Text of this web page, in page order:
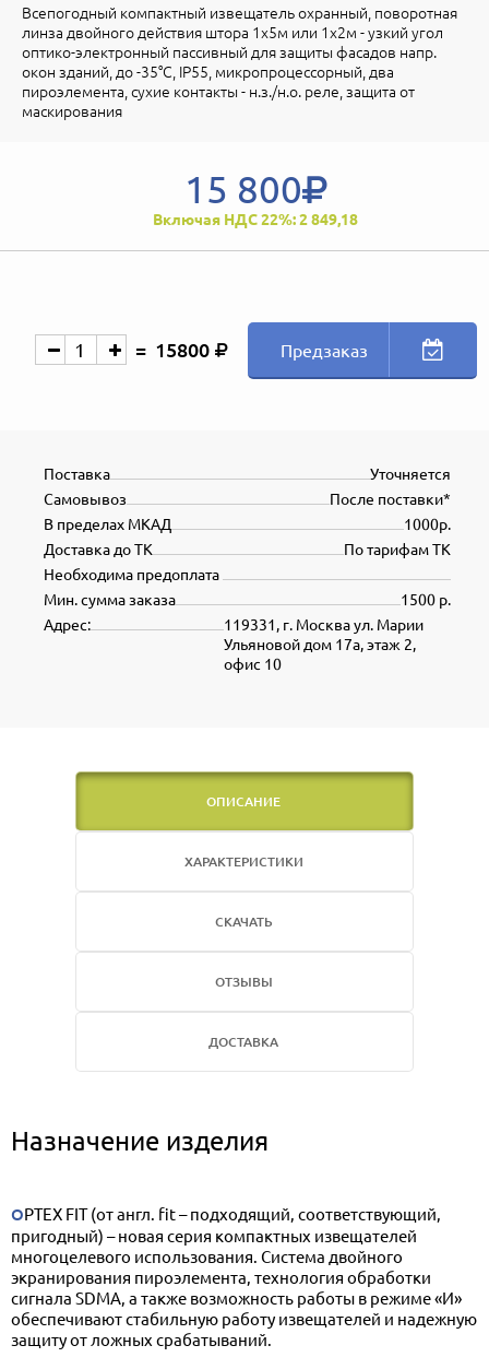
Всепогодный компактный извещатель охранный, поворотная
линза двойного действия штора 1х5м или 1х2м - узкий угол
оптико-электронный пассивный для защиты фасадов напр.
окон зданий, до -35°С, IP55, микропроцессорный, два
пироэлемента, сухие контакты - н.з./н.о. реле, защита от
маскирования
15 800
Включая НДС 22%: 2 849,18
15800 Предзаказ
Уточняется
Поставка
После поставки*
Самовывоз
1000р.
В пределах МКАД
По тарифам ТК
Доставка до ТК
Необходима предоплата
1500 р.
Мин. сумма заказа
119331, г. Москва ул. Марии
Ульяновой дом 17а, этаж 2,
офис 10
Адрес:
ОПИСАНИЕ
ХАРАКТЕРИСТИКИ
СКАЧАТЬ
ОТЗЫВЫ
ДОСТАВКА
Назначение изделия
OPTEX FIT (от англ. fit – подходящий, соответствующий,
пригодный) – новая серия компактных извещателей
многоцелевого использования. Система двойного
экранирования пироэлемента, технология обработки
сигнала SDMA, а также возможность работы в режиме «И»
обеспечивают стабильную работу извещателей и надежную
защиту от ложных срабатываний.